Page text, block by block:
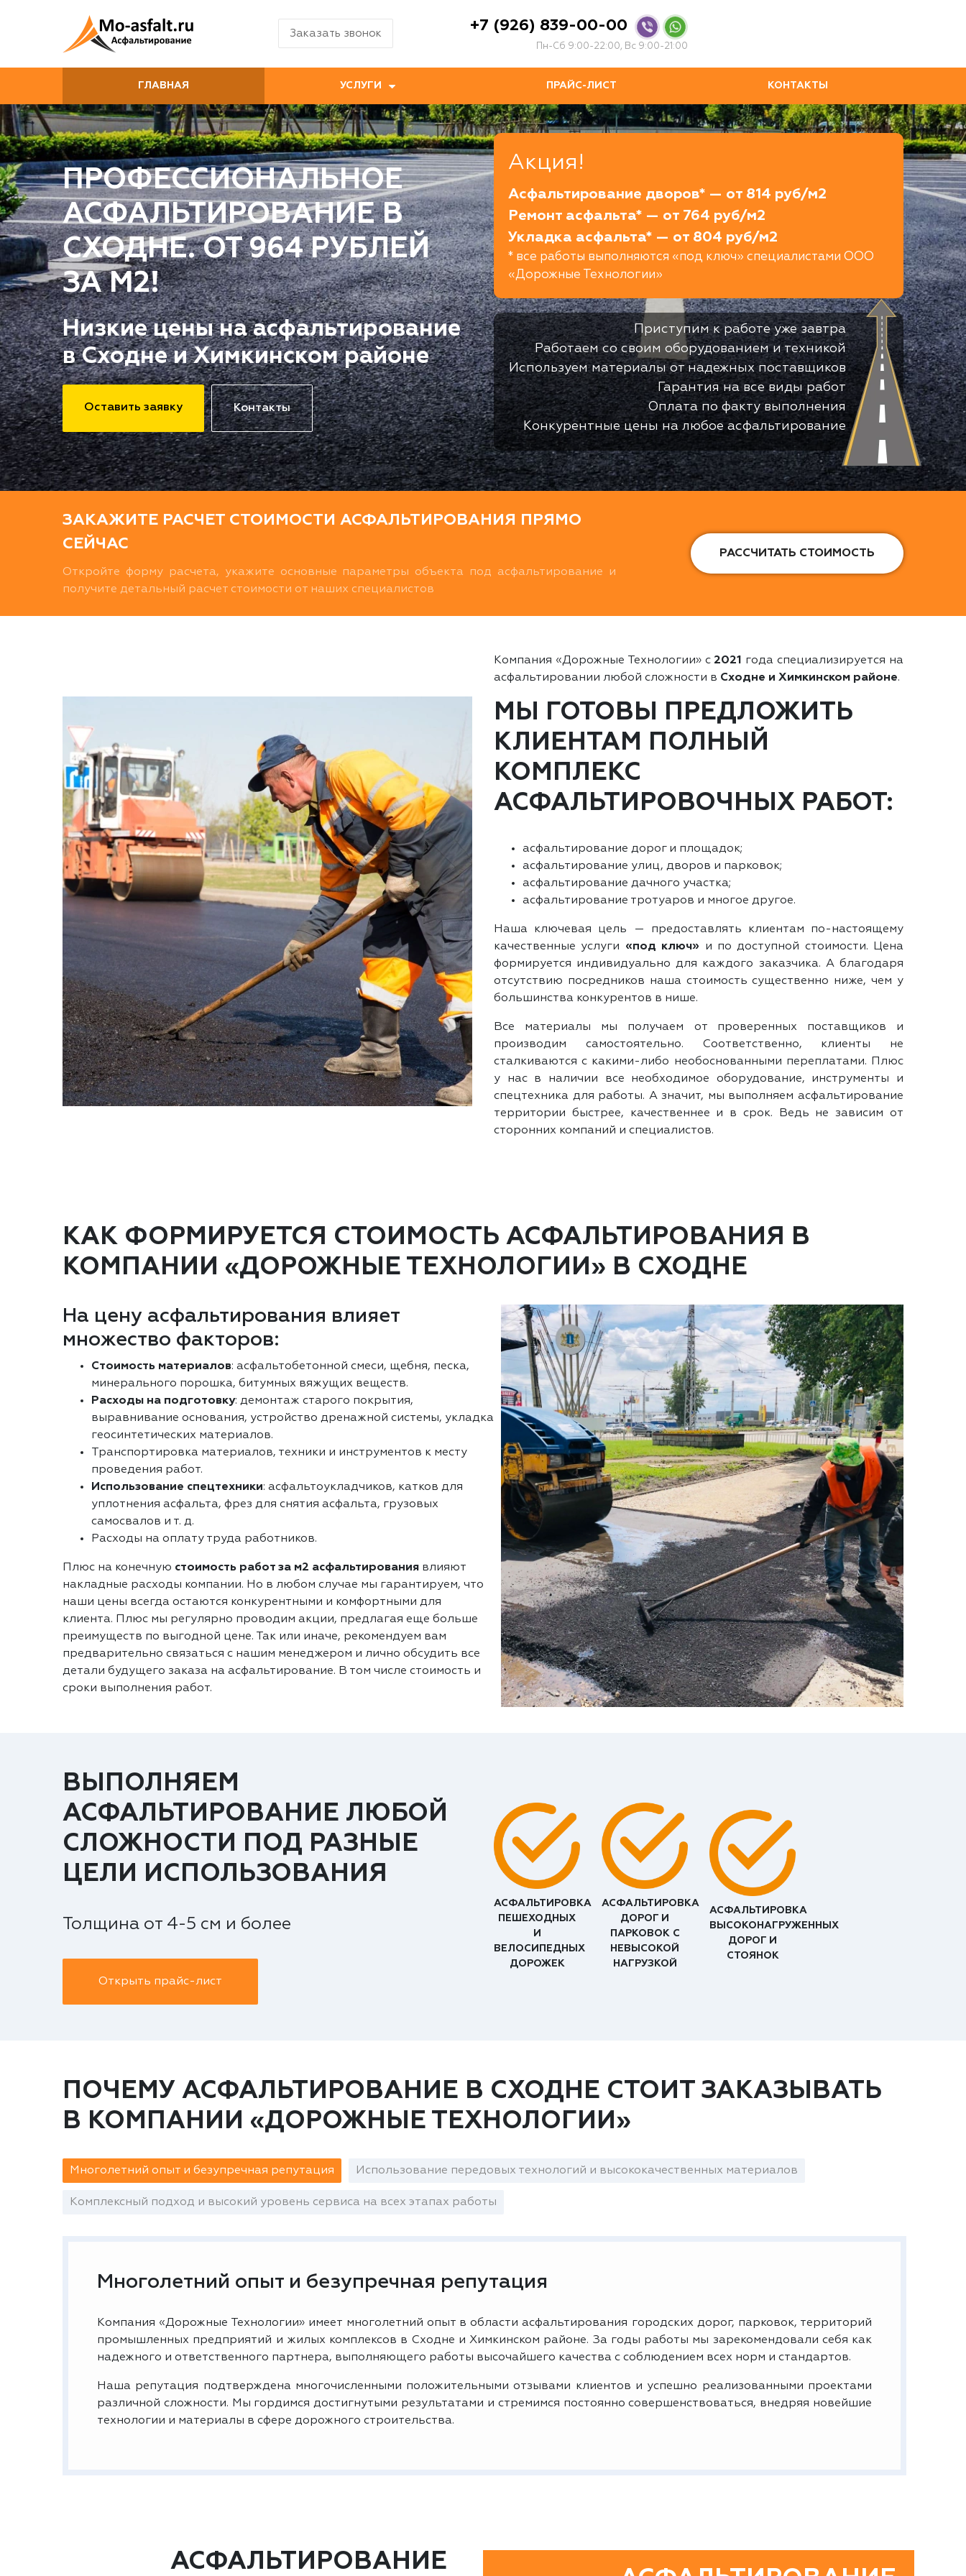
Заказать звонок +7 (926) 839-00-00
Пн-Сб 9:00-22:00, Вс 9:00-21:00
ГЛАВНАЯ УСЛУГИ ПРАЙС-ЛИСТ КОНТАКТЫ
ПРОФЕССИОНАЛЬНОЕ
АСФАЛЬТИРОВАНИЕ В
СХОДНЕ. ОТ 964 РУБЛЕЙ
ЗА М2!
Низкие цены на асфальтирование
в Сходне и Химкинском районе
Оставить заявку Контакты
Акция!
Асфальтирование дворов* — от 814 руб/м2
Ремонт асфальта* — от 764 руб/м2
Укладка асфальта* — от 804 руб/м2
* все работы выполняются «под ключ» специалистами ООО
«Дорожные Технологии»
Приступим к работе уже завтра
Работаем со своим оборудованием и техникой
Используем материалы от надежных поставщиков
Гарантия на все виды работ
Оплата по факту выполнения
Конкурентные цены на любое асфальтирование
ЗАКАЖИТЕ РАСЧЕТ СТОИМОСТИ АСФАЛЬТИРОВАНИЯ ПРЯМО
СЕЙЧАС
Откройте форму расчета, укажите основные параметры объекта под асфальтирование и
получите детальный расчет стоимости от наших специалистов
РАССЧИТАТЬ СТОИМОСТЬ
Компания «Дорожные Технологии» с 2021
года специализируется на
асфальтировании любой сложности в Сходне и Химкинском районе.
МЫ ГОТОВЫ ПРЕДЛОЖИТЬ
КЛИЕНТАМ ПОЛНЫЙ
КОМПЛЕКС
АСФАЛЬТИРОВОЧНЫХ РАБОТ:
асфальтирование дорог и площадок;
асфальтирование улиц, дворов и парковок;
асфальтирование дачного участка;
асфальтирование тротуаров и многое другое.
Наша ключевая цель — предоставлять клиентам по-настоящему
качественные услуги «под ключ» и по доступной стоимости. Цена
формируется индивидуально для каждого заказчика. А благодаря
отсутствию посредников наша стоимость существенно ниже, чем у
большинства конкурентов в нише.
Все материалы мы получаем от проверенных поставщиков и
производим самостоятельно. Соответственно, клиенты не
сталкиваются с какими-либо необоснованными переплатами. Плюс
у нас в наличии все необходимое оборудование, инструменты и
спецтехника для работы. А значит, мы выполняем асфальтирование
территории быстрее, качественнее и в срок. Ведь не зависим от
сторонних компаний и специалистов.
КАК ФОРМИРУЕТСЯ СТОИМОСТЬ АСФАЛЬТИРОВАНИЯ В
КОМПАНИИ «ДОРОЖНЫЕ ТЕХНОЛОГИИ» В СХОДНЕ
На цену асфальтирования влияет
множество факторов:
Стоимость материалов: асфальтобетонной смеси, щебня, песка,
минерального порошка, битумных вяжущих веществ.
Расходы на подготовку: демонтаж старого покрытия,
выравнивание основания, устройство дренажной системы, укладка
геосинтетических материалов.
Транспортировка материалов, техники и инструментов к месту
проведения работ.
Использование спецтехники: асфальтоукладчиков, катков для
уплотнения асфальта, фрез для снятия асфальта, грузовых
самосвалов и т. д.
Расходы на оплату труда работников.
Плюс на конечную стоимость работ за м2 асфальтирования влияют
накладные расходы компании. Но в любом случае мы гарантируем, что
наши цены всегда остаются конкурентными и комфортными для
клиента. Плюс мы регулярно проводим акции, предлагая еще больше
преимуществ по выгодной цене. Так или иначе, рекомендуем вам
предварительно связаться с нашим менеджером и лично обсудить все
детали будущего заказа на асфальтирование. В том числе стоимость и
сроки выполнения работ.
ВЫПОЛНЯЕМ
АСФАЛЬТИРОВАНИЕ ЛЮБОЙ
СЛОЖНОСТИ ПОД РАЗНЫЕ
ЦЕЛИ ИСПОЛЬЗОВАНИЯ
Толщина от 4-5 см и более
Открыть прайс-лист
АСФАЛЬТИРОВКА
ПЕШЕХОДНЫХ
И
ВЕЛОСИПЕДНЫХ
ДОРОЖЕК
АСФАЛЬТИРОВКА
ДОРОГ И
ПАРКОВОК С
НЕВЫСОКОЙ
НАГРУЗКОЙ
АСФАЛЬТИРОВКА
ВЫСОКОНАГРУЖЕННЫХ
ДОРОГ И
СТОЯНОК
ПОЧЕМУ АСФАЛЬТИРОВАНИЕ В СХОДНЕ СТОИТ ЗАКАЗЫВАТЬ
В КОМПАНИИ «ДОРОЖНЫЕ ТЕХНОЛОГИИ»
Многолетний опыт и безупречная репутация Использование передовых технологий и высококачественных материалов
Комплексный подход и высокий уровень сервиса на всех этапах работы
Многолетний опыт и безупречная репутация
Компания «Дорожные Технологии» имеет многолетний опыт в области асфальтирования городских дорог, парковок, территорий
промышленных предприятий и жилых комплексов в Сходне и Химкинском районе. За годы работы мы зарекомендовали себя как
надежного и ответственного партнера, выполняющего работы высочайшего качества с соблюдением всех норм и стандартов.
Наша репутация подтверждена многочисленными положительными отзывами клиентов и успешно реализованными проектами
различной сложности. Мы гордимся достигнутыми результатами и стремимся постоянно совершенствоваться, внедряя новейшие
технологии и материалы в сфере дорожного строительства.
АСФАЛЬТИРОВАНИЕ